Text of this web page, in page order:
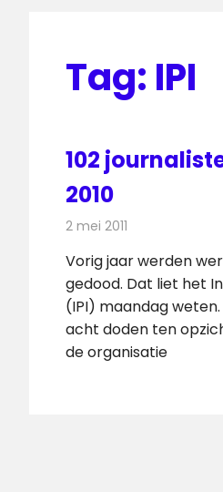
Tag: IPI
102
2010
2 mei 2011
Vorig jaar werden
gedood. Dat liet het
(IPI) maandag
acht doden ten
de organisatie